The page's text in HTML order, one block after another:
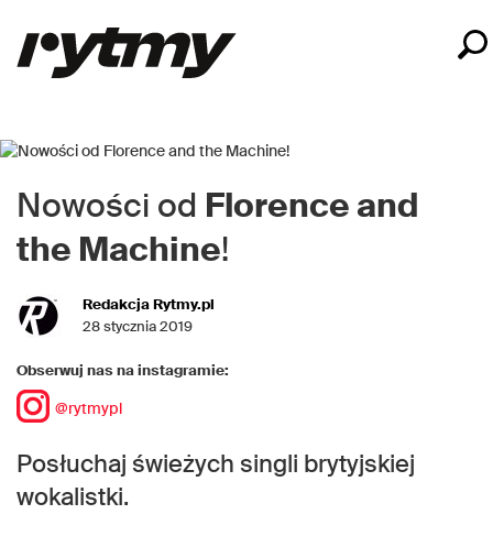
Nowości od Florence and
the Machine!
Redakcja Rytmy.pl
28 stycznia 2019
Obserwuj nas na instagramie:
@rytmypl
Posłuchaj świeżych singli brytyjskiej
wokalistki.